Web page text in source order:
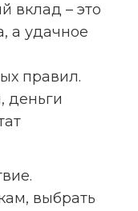
вклад – это
а удачное
правил.
деньги
выбрать